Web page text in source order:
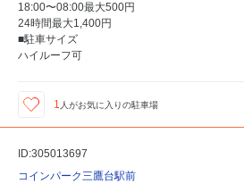
18:00〜08:00最大500円
24時間最大1,400円
■駐車サイズ
ハイルーフ可
1 人がお気に入りの駐車場
ID:305013697
コインパーク三鷹台駅前